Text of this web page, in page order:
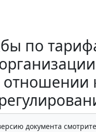
по
документа смотрите